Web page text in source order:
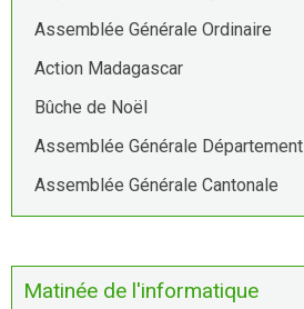
Assemblée Générale Ordinaire
Action Madagascar
Bûche de Noël
Assemblée Générale Département
Assemblée Générale Cantonale
Matinée de l'informatique